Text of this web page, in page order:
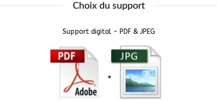
Choix du support
Support digital - PDF & JPEG